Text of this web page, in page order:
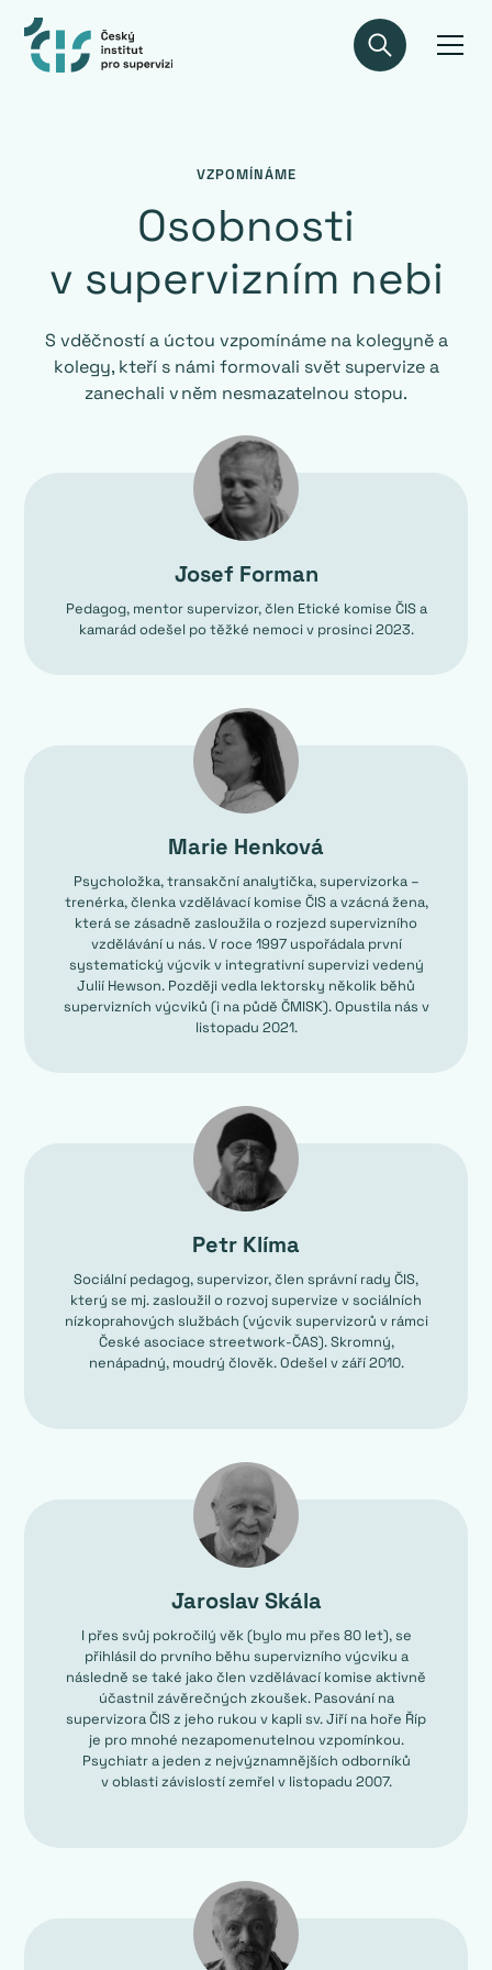
VZPOMÍNÁME
Osobnosti
v supervizním nebi
S vděčností a úctou vzpomínáme na kolegyně a
kolegy, kteří s námi formovali svět supervize a
zanechali v něm nesmazatelnou stopu.
Josef Forman
Pedagog, mentor supervizor, člen Etické komise ČIS a
kamarád odešel po těžké nemoci v prosinci 2023.
Marie Henková
Psycholožka, transakční analytička, supervizorka –
trenérka, členka vzdělávací komise ČIS a vzácná žena,
která se zásadně zasloužila o rozjezd supervizního
vzdělávání u nás. V roce 1997 uspořádala první
systematický výcvik v integrativní supervizi vedený
Julií Hewson. Později vedla lektorsky několik běhů
supervizních výcviků (i na půdě ČMISK). Opustila nás v
listopadu 2021.
Petr Klíma
Sociální pedagog,supervizor, člen správní rady ČIS,
který se mj. zasloužil o rozvoj supervize v sociálních
nízkoprahových službách (výcvik supervizorů v rámci
České asociace streetwork-ČAS). Skromný,
nenápadný, moudrý člověk. Odešel v září 2010.
Jaroslav Skála
I přes svůj pokročilý věk (bylo mu přes 80 let), se
přihlásil do prvního běhu supervizního výcviku a
následně se také jako člen vzdělávací komise aktivně
účastnil závěrečných zkoušek. Pasování na
supervizora ČIS z jeho rukou v kapli sv. Jiří na hoře Říp
je pro mnohé nezapomenutelnou vzpomínkou.
Psychiatr a jeden z nejvýznamnějších odborníků
v oblasti závislostí zemřel v listopadu 2007.